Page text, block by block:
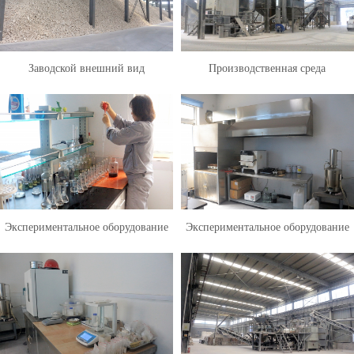
Заводской внешний вид Производственная среда
Экспериментальное оборудование Экспериментальное оборудование